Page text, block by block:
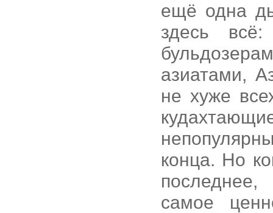
ещё одна
здесь
азиатами,
не хуже
конца. Но
самое